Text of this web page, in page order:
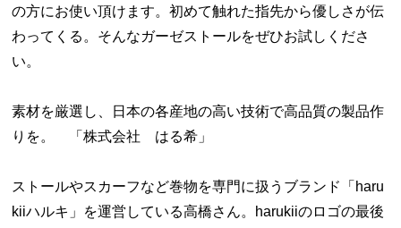
の方にお使い頂けます。初めて触れた指先から優しさが伝
わってくる。そんなガーゼストールをぜひお試しくださ
い。
素材を厳選し、日本の各産地の高い技術で高品質の製品作
りを。 「株式会社 はる希」
ストールやスカーフなど巻物を専門に扱うブランド「haru
kiiハルキ」を運営している高橋さん。harukiiのロゴの最後